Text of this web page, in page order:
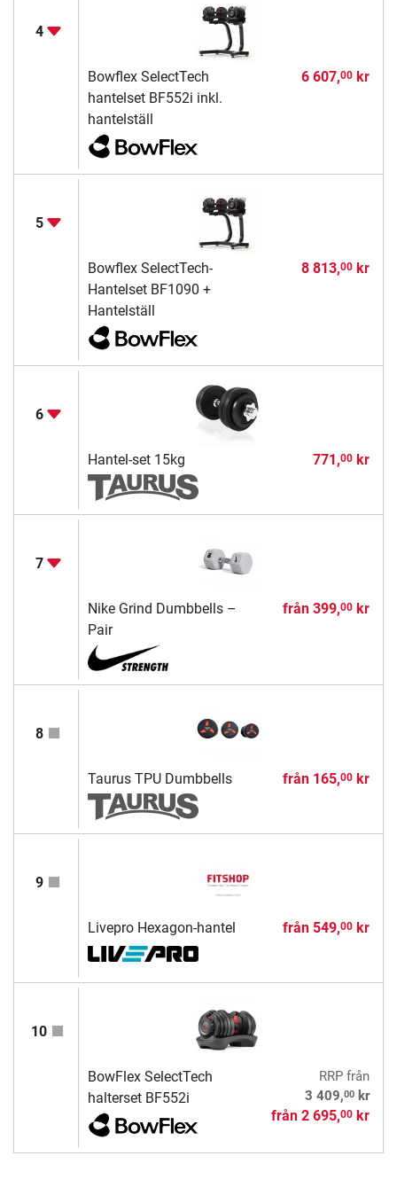
4
Bowflex SelectTech
hantelset BF552i inkl.
hantelställ
6 607,00kr
5
Bowflex SelectTech-
Hantelset BF1090 +
Hantelställ
8 813,00kr
6
Hantel-set 15kg 771,00kr
7
Nike Grind Dumbbells –
Pair
från 399,00kr
8
Taurus TPU Dumbbells från 165,00kr
9
Livepro Hexagon-hantel från 549,00kr
10
BowFlex SelectTech
halterset BF552i
RRPfrån
3 409,00kr
från 2 695,00kr